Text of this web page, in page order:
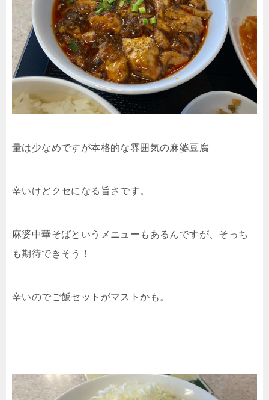
量は少なめですが本格的な雰囲気の麻婆豆腐
辛いけどクセになる旨さです。
麻婆中華そばというメニューもあるんですが、そっち
も期待できそう！
辛いのでご飯セットがマストかも。